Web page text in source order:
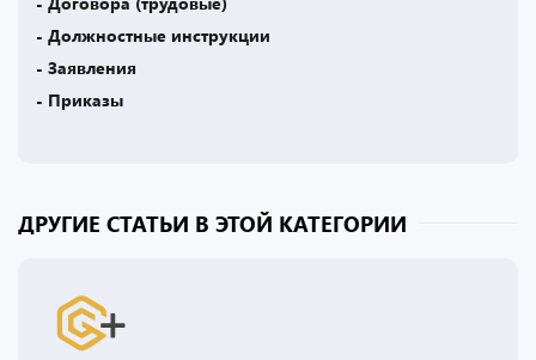
- Должностные инструкции
- Заявления
- Приказы
ДРУГИЕ СТАТЬИ В ЭТОЙ КАТЕГОРИИ